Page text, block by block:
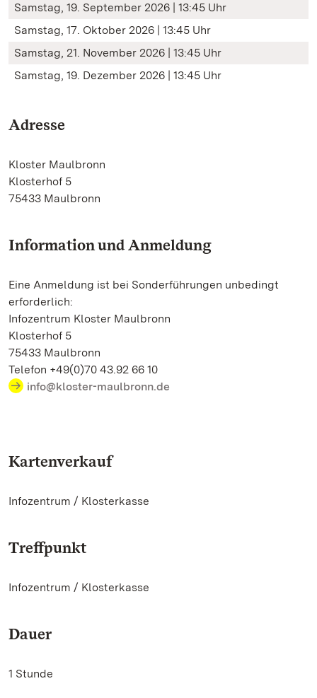
Samstag, 19. September 2026 | 13:45 Uhr
Samstag, 17. Oktober 2026 | 13:45 Uhr
Samstag, 21. November 2026 | 13:45 Uhr
Samstag, 19. Dezember 2026 | 13:45 Uhr
Adresse
Kloster Maulbronn
Klosterhof 5
75433 Maulbronn
Information und Anmeldung
Eine Anmeldung ist bei Sonderführungen unbedingt
erforderlich:
Infozentrum Kloster Maulbronn
Klosterhof 5
75433 Maulbronn
Telefon +49(0)70 43.92 66 10
info@kloster-maulbronn.de
Kartenverkauf
Infozentrum / Klosterkasse
Treffpunkt
Infozentrum / Klosterkasse
Dauer
1 Stunde